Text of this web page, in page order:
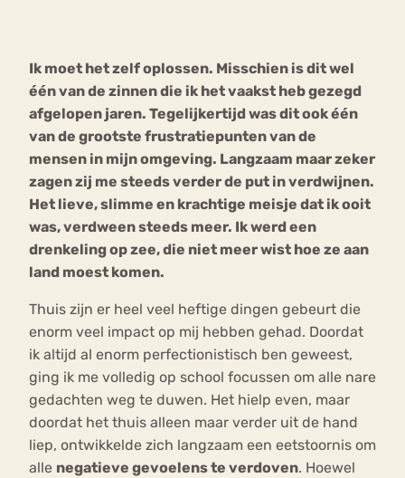
Ik moet het zelf oplossen. Misschien is dit wel
één van de zinnen die ik het vaakst heb gezegd
afgelopen jaren. Tegelijkertijd was dit ook één
van de grootste frustratiepunten van de
mensen in mijn omgeving. Langzaam maar zeker
zagen zij me steeds verder de put in verdwijnen.
Het lieve, slimme en krachtige meisje dat ik ooit
was, verdween steeds meer. Ik werd een
drenkeling op zee, die niet meer wist hoe ze aan
land moest komen.
Thuis zijn er heel veel heftige dingen gebeurt die
enorm veel impact op mij hebben gehad. Doordat
ik altijd al enorm perfectionistisch ben geweest,
ging ik me volledig op school focussen om alle nare
gedachten weg te duwen. Het hielp even, maar
doordat het thuis alleen maar verder uit de hand
liep, ontwikkelde zich langzaam een eetstoornis om
alle negatieve gevoelens te verdoven. Hoewel
Chat
Forum
mia
Nerv
osa
Eetstoornis Anorexia Nervosa
Eetbuien Piekeren Sport
Trauma
Orthorexia
Afvallen Angst